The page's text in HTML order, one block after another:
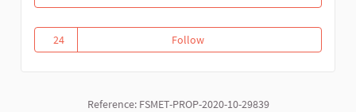
24
24 followers
FollowRiposte communautaire contre
Reference: FSMET-PROP-2020-10-29839